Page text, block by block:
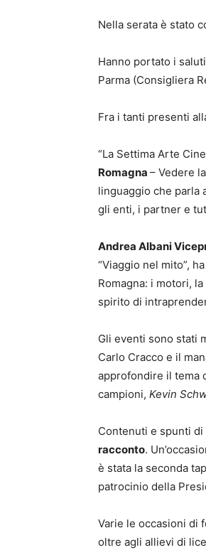
Nella serata è stato
Hanno portato i
Parma (Consigliera
Fra i tanti presenti
“La Settima Arte
Romagna – Vedere
linguaggio che parla
gli enti, i partner e
Andrea Albani
“Viaggio nel mito”,
Romagna: i motori,
spirito di
Gli eventi sono stati
Carlo Cracco e il
approfondire il tema
campioni, Kevin
Contenuti e spunti di
racconto.
è stata la seconda
patrocinio della
Varie le occasioni di
oltre agli allievi di